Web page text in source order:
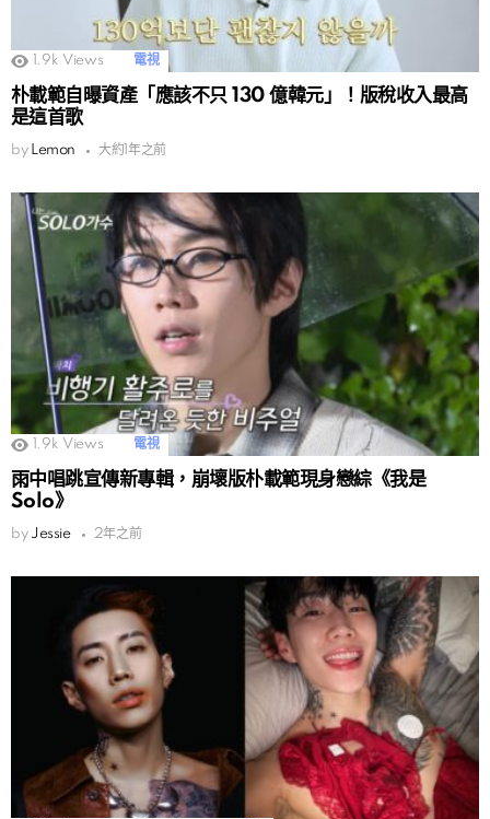
1.9k Views 電視
朴載範自曝資產「應該不只 130 億韓元」！版稅收入最高
是這首歌
by Lemon 大約1年之前
1.9k Views 電視
雨中唱跳宣傳新專輯，崩壞版朴載範現身戀綜《我是
Solo》
by Jessie 2年之前